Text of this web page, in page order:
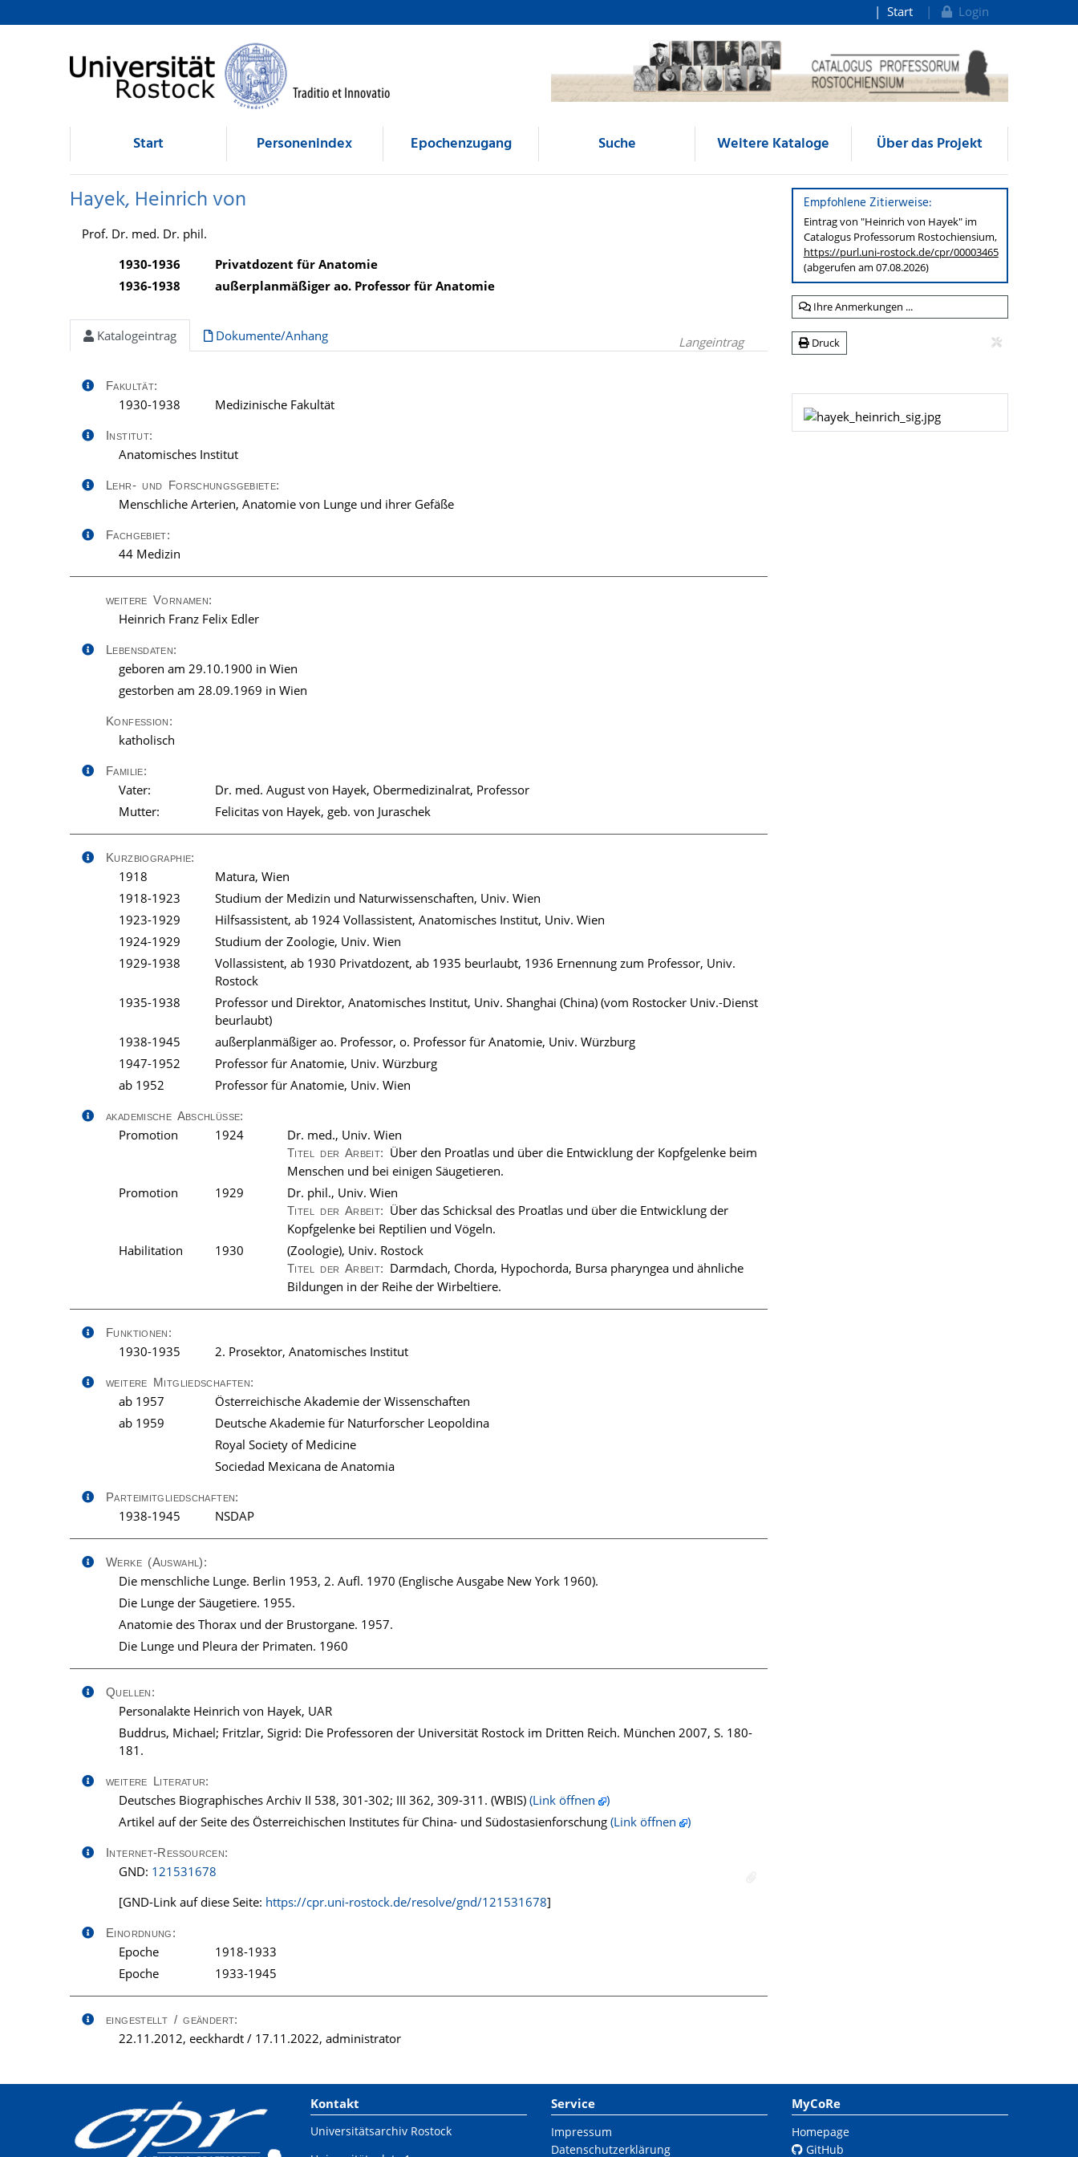
Hayek, Heinrich von
direkt zum Inhalt
Start Login
Start Personenindex Epochenzugang Suche Weitere Kataloge Über das Projekt
Hayek, Heinrich von
Prof. Dr. med. Dr. phil.
1930-1936
Privatdozent für Anatomie
1936-1938
außerplanmäßiger ao. Professor für Anatomie
Katalogeintrag Dokumente/Anhang Langeintrag
Fakultät:
1930-1938 Medizinische Fakultät
Institut:
Anatomisches Institut
Lehr- und Forschungsgebiete:
Menschliche Arterien, Anatomie von Lunge und ihrer Gefäße
Fachgebiet:
44 Medizin
weitere Vornamen:
Heinrich Franz Felix Edler
Lebensdaten:
geboren am 29.10.1900 in Wien
gestorben am 28.09.1969 in Wien
Konfession:
katholisch
Familie:
Vater:
Dr. med. August von Hayek, Obermedizinalrat, Professor
Mutter:
Felicitas von Hayek, geb. von Juraschek
Kurzbiographie:
1918
Matura, Wien
1918-1923
Studium der Medizin und Naturwissenschaften, Univ. Wien
1923-1929
Hilfsassistent, ab 1924 Vollassistent, Anatomisches Institut, Univ. Wien
1924-1929
Studium der Zoologie, Univ. Wien
1929-1938
Vollassistent, ab 1930 Privatdozent, ab 1935 beurlaubt, 1936 Ernennung zum Professor, Univ.
Rostock
1935-1938
Professor und Direktor, Anatomisches Institut, Univ. Shanghai (China) (vom Rostocker Univ.-Dienst
beurlaubt)
1938-1945
außerplanmäßiger ao. Professor, o. Professor für Anatomie, Univ. Würzburg
1947-1952
Professor für Anatomie, Univ. Würzburg
ab 1952
Professor für Anatomie, Univ. Wien
akademische Abschlüsse:
Promotion 1924 Dr. med., Univ. Wien
Titel der Arbeit: Über den Proatlas und über die Entwicklung der Kopfgelenke beim
Menschen und bei einigen Säugetieren.
Promotion
1929 Dr. phil., Univ. Wien
Titel der Arbeit: Über das Schicksal des Proatlas und über die Entwicklung der
Kopfgelenke bei Reptilien und Vögeln.
Habilitation
1930 (Zoologie), Univ. Rostock
Titel der Arbeit: Darmdach, Chorda, Hypochorda, Bursa pharyngea und ähnliche
Bildungen in der Reihe der Wirbeltiere.
Funktionen:
1930-1935 2. Prosektor, Anatomisches Institut
weitere Mitgliedschaften:
ab 1957
Österreichische Akademie der Wissenschaften
ab 1959
Deutsche Akademie für Naturforscher Leopoldina
Royal Society of Medicine
Sociedad Mexicana de Anatomia
Parteimitgliedschaften:
1938-1945 NSDAP
Werke (Auswahl):
Die menschliche Lunge. Berlin 1953, 2. Aufl. 1970 (Englische Ausgabe New York 1960).
Die Lunge der Säugetiere. 1955.
Anatomie des Thorax und der Brustorgane. 1957.
Die Lunge und Pleura der Primaten. 1960
Quellen:
Personalakte Heinrich von Hayek, UAR
Buddrus, Michael; Fritzlar, Sigrid: Die Professoren der Universität Rostock im Dritten Reich. München 2007, S. 180-
181.
weitere Literatur:
Deutsches Biographisches Archiv II 538, 301-302; III 362, 309-311. (WBIS) (Link öffnen
)
Artikel auf der Seite des Österreichischen Institutes für China- und Südostasienforschung (Link öffnen )
Internet-Ressourcen:
GND: 121531678
[GND-Link auf diese Seite: https://cpr.uni-rostock.de/resolve/gnd/121531678]
Einordnung:
Epoche
1918-1933
Epoche
1933-1945
eingestellt / geändert:
22.11.2012, eeckhardt / 17.11.2022, administrator
Empfohlene Zitierweise:
Eintrag von "Heinrich von Hayek" im
Catalogus Professorum Rostochiensium,
https://purl.uni-rostock.de/cpr/00003465
(abgerufen am 07.08.2026)
Ihre Anmerkungen ...
Druck
Kontakt
Universitätsarchiv Rostock
Service
Impressum
Datenschutzerklärung
MyCoRe
Homepage
GitHub